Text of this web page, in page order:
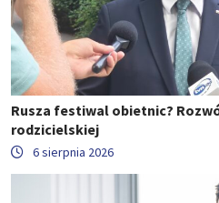
Rusza festiwal obietnic?
rodzicielskiej
6 sierpnia 2026